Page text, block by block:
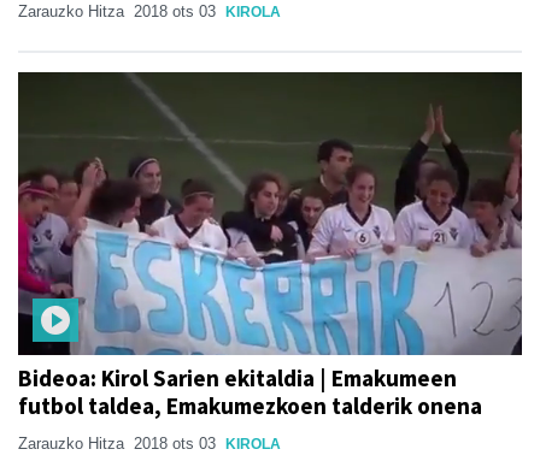
Zarauzko Hitza 2018 ots 03 KIROLA
Bideoa: Kirol Sarien ekitaldia | Emakumeen
futbol taldea, Emakumezkoen talderik onena
Zarauzko Hitza 2018 ots 03 KIROLA